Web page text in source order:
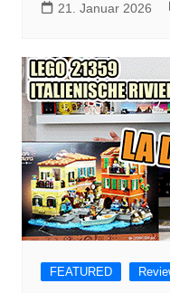
21. Januar 2026
FEATURED